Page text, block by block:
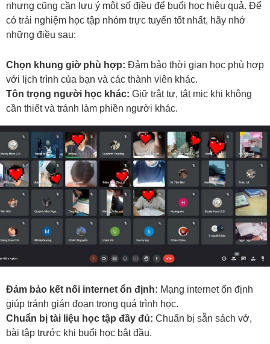
nhưng cũng cần lưu ý một số điều để buổi học hiệu quả. Để
có trải nghiệm học tập nhóm trực tuyến tốt nhất, hãy nhớ
những điều sau:
Chọn khung giờ phù hợp: Đảm bảo thời gian học phù hợp
với lịch trình của bạn và các thành viên khác.
Tôn trọng người học khác: Giữ trật tự, tắt mic khi không
cần thiết và tránh làm phiền người khác.
Đảm bảo kết nối internet ổn định: Mạng internet ổn định
giúp tránh gián đoạn trong quá trình học.
Chuẩn bị tài liệu học tập đầy đủ: Chuẩn bị sẵn sách vở,
bài tập trước khi buổi học bắt đầu.